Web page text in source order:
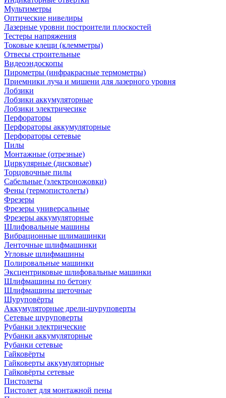
Мультиметры
Оптические нивелиры
Лазерные уровни построители плоскостей
Тестеры напряжения
Токовые клещи (клемметры)
Отвесы строительные
Видеоэндоскопы
Пирометры (инфракрасные термометры)
Приемники луча и мишени для лазерного уровня
Лобзики
Лобзики аккумуляторные
Лобзики электричесике
Перфораторы
Перфораторы аккумуляторные
Перфораторы сетевые
Пилы
Монтажные (отрезные)
Циркулярные (дисковые)
Торцовочные пилы
Сабельные (электроножовки)
Фены (термопистолеты)
Фрезеры
Фрезеры универсальные
Фрезеры аккумуляторные
Шлифовальные машины
Вибрационные шлимашинки
Ленточные шлифмашинки
Угловые шлифмашины
Полировальные машинки
Эксцентриковые шлифовальные машинки
Шлифмашины по бетону
Шлифмашины щеточные
Шуруповёрты
Аккумуляторные дрели-шуруповерты
Сетевые шуруповерты
Рубанки электрические
Рубанки аккумуляторные
Рубанки сетевые
Гайковёрты
Гайковерты аккумуляторные
Гайковёрты сетевые
Пистолеты
Пистолет для монтажной пены